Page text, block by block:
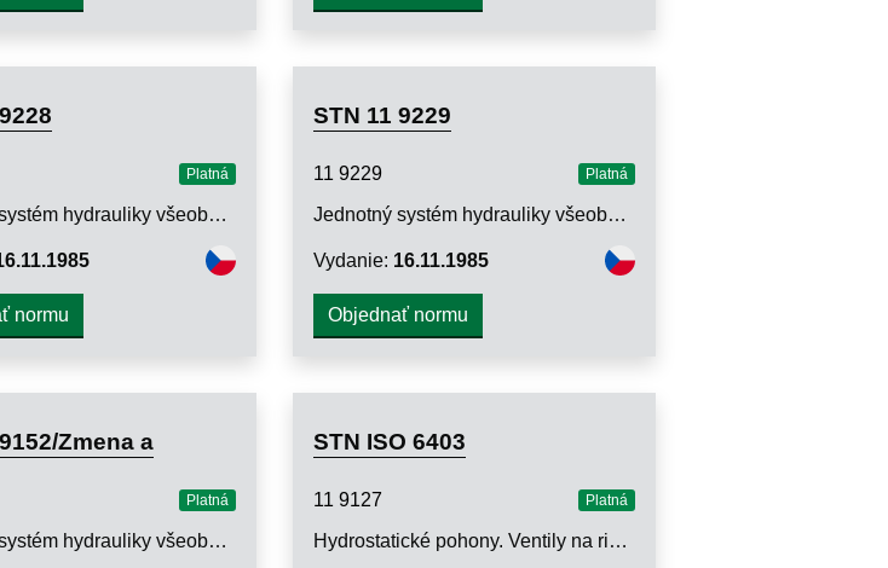
Platná
Jednotný systém hydrauliky všeobecného strojárstva. Servoventily. Technické požiadavky
normu
STN 11 9229
11 9229 Platná
Jednotný systém hydrauliky všeobecného strojárstva. Servoventily. Metódy skúšania
Vydanie: 16.11.1985
Objednať normu
Zmena a
Platná
Jednotný systém hydrauliky všeobecného strojárstva. Hydrostatické ventily na regulovanie tlaku. Technické požiadavky
STN ISO 6403
11 9127 Platná
Hydrostatické pohony. Ventily na riadenie prietoku a tlaku. Skúšobné metódy